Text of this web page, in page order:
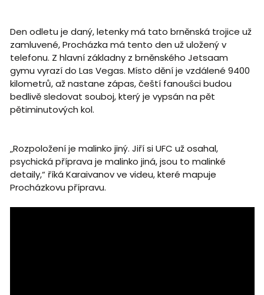
Den odletu je daný, letenky má tato brněnská trojice už
zamluvené, Procházka má tento den už uložený v
telefonu. Z hlavní základny z brněnského Jetsaam
gymu vyrazí do Las Vegas. Místo dění je vzdálené 9400
kilometrů, až nastane zápas, čeští fanoušci budou
bedlivě sledovat souboj, který je vypsán na pět
pětiminutových kol.
„Rozpoložení je malinko jiný. Jiří si UFC už osahal,
psychická příprava je malinko jiná, jsou to malinké
detaily,“ říká Karaivanov ve videu, které mapuje
Procházkovu přípravu.